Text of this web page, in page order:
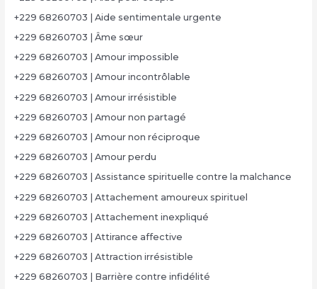
+229 68260703 | Aide sentimentale urgente
+229 68260703 | Âme sœur
+229 68260703 | Amour impossible
+229 68260703 | Amour incontrôlable
+229 68260703 | Amour irrésistible
+229 68260703 | Amour non partagé
+229 68260703 | Amour non réciproque
+229 68260703 | Amour perdu
+229 68260703 | Assistance spirituelle contre la malchance
+229 68260703 | Attachement amoureux spirituel
+229 68260703 | Attachement inexpliqué
+229 68260703 | Attirance affective
+229 68260703 | Attraction irrésistible
+229 68260703 | Barrière contre infidélité